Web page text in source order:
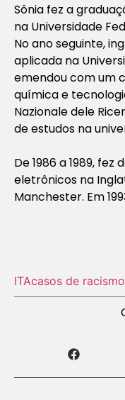
Sônia fez a
na Universidade
No ano seguinte,
aplicada na
emendou com um
química e
Nazionale dele
de estudos na
De 1986 a 1989,
eletrônicos na
Manchester. Em
ITAcasos de racismo